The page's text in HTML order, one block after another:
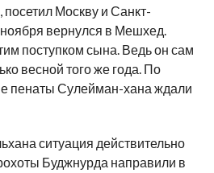
посетил Москву и Санкт-
вернулся в Мешхед.
поступком сына. Ведь он сам
весной того же года. По
пенаты Сулейман-хана ждали
ситуация действительно
Буджнурда направили в